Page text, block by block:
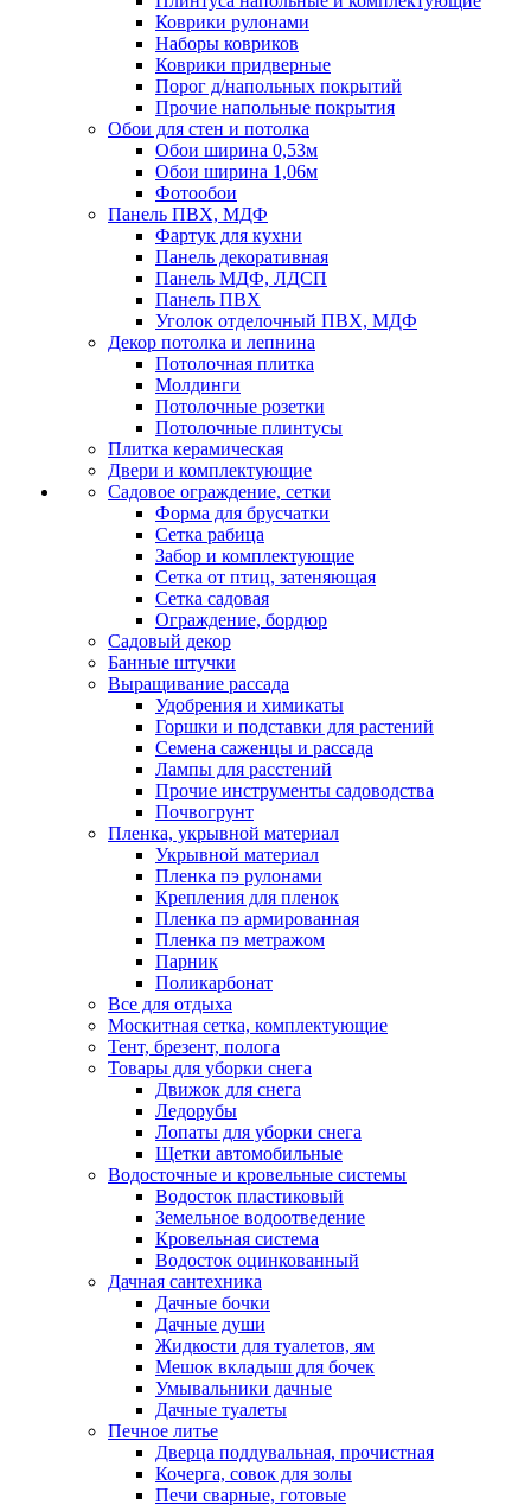
Коврики рулонами
Наборы ковриков
Коврики придверные
Порог д/напольных покрытий
Прочие напольные покрытия
Обои для стен и потолка
Обои ширина 0,53м
Обои ширина 1,06м
Фотообои
Панель ПВХ, МДФ
Фартук для кухни
Панель декоративная
Панель МДФ, ЛДСП
Панель ПВХ
Уголок отделочный ПВХ, МДФ
Декор потолка и лепнина
Потолочная плитка
Молдинги
Потолочные розетки
Потолочные плинтусы
Плитка керамическая
Двери и комплектующие
Садовое ограждение, сетки
Форма для брусчатки
Сетка рабица
Забор и комплектующие
Сетка от птиц, затеняющая
Сетка садовая
Ограждение, бордюр
Садовый декор
Банные штучки
Выращивание рассада
Удобрения и химикаты
Горшки и подставки для растений
Семена саженцы и рассада
Лампы для расстений
Прочие инструменты садоводства
Почвогрунт
Пленка, укрывной материал
Укрывной материал
Пленка пэ рулонами
Крепления для пленок
Пленка пэ армированная
Пленка пэ метражом
Парник
Поликарбонат
Все для отдыха
Москитная сетка, комплектующие
Тент, брезент, полога
Товары для уборки снега
Движок для снега
Ледорубы
Лопаты для уборки снега
Щетки автомобильные
Водосточные и кровельные системы
Водосток пластиковый
Земельное водоотведение
Кровельная система
Водосток оцинкованный
Дачная сантехника
Дачные бочки
Дачные души
Жидкости для туалетов, ям
Мешок вкладыш для бочек
Умывальники дачные
Дачные туалеты
Печное литье
Дверца поддувальная, прочистная
Кочерга, совок для золы
Печи сварные, готовые